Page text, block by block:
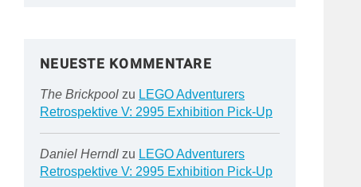
NEUESTE KOMMENTARE
The Brickpoolzu LEGO Adventurers
Retrospektive V: 2995 Exhibition Pick-Up
Daniel Herndlzu LEGO Adventurers
Retrospektive V: 2995 Exhibition Pick-Up